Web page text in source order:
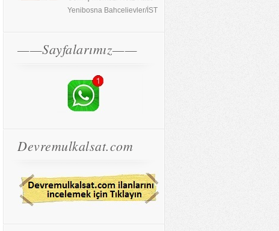
Yenibosna Bahcelievler/İST
——Sayfalarımız——
Devremulkalsat.com